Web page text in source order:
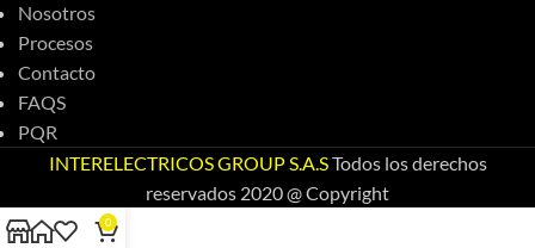
Nosotros
Procesos
Contacto
FAQS
PQR
INTERELECTRICOS GROUP S.A.STodos los derechos
reservados 2020 @ Copyright
0